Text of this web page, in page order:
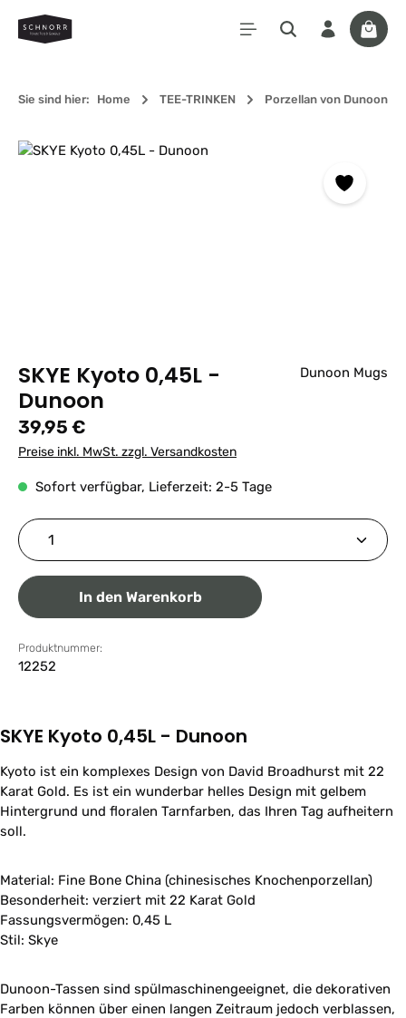
Zum Hauptinhalt springen
Sie sind hier: Home TEE-TRINKEN Porzellan von Dunoon
Bildergalerie überspringen
SKYE Kyoto 0,45L -
Dunoon
Dunoon Mugs
Regulärer Preis:
39,95 €
Preise inkl. MwSt. zzgl. Versandkosten
Sofort verfügbar, Lieferzeit: 2-5 Tage
Produkt Anzahl: Gib den gewünschten Wert ein
In den Warenkorb
Produktnummer:
12252
SKYE Kyoto 0,45L - Dunoon
Kyoto ist ein komplexes Design von David Broadhurst mit 22
Karat Gold. Es ist ein wunderbar helles Design mit gelbem
Hintergrund und floralen Tarnfarben, das Ihren Tag aufheitern
soll.
Material: Fine Bone China (chinesisches Knochenporzellan)
Besonderheit: verziert mit 22 Karat Gold
Fassungsvermögen: 0,45 L
Stil: Skye
Dunoon-Tassen sind spülmaschinengeeignet, die dekorativen
Farben können über einen langen Zeitraum jedoch verblassen,